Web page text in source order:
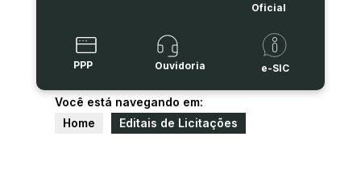
Oficial
PPP Ouvidoria e-SIC
Você está navegando em:
Home
Editais de Licitações